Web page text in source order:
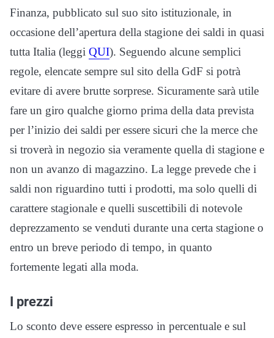
Finanza, pubblicato sul suo sito istituzionale, in
occasione dell’apertura della stagione dei saldi in quasi
tutta Italia (leggi QUI). Seguendo alcune semplici
regole, elencate sempre sul sito della GdF si potrà
evitare di avere brutte sorprese. Sicuramente sarà utile
fare un giro qualche giorno prima della data prevista
per l’inizio dei saldi per essere sicuri che la merce che
si troverà in negozio sia veramente quella di stagione e
non un avanzo di magazzino. La legge prevede che i
saldi non riguardino tutti i prodotti, ma solo quelli di
carattere stagionale e quelli suscettibili di notevole
deprezzamento se venduti durante una certa stagione o
entro un breve periodo di tempo, in quanto
fortemente legati alla moda.
I prezzi
Lo sconto deve essere espresso in percentuale e sul